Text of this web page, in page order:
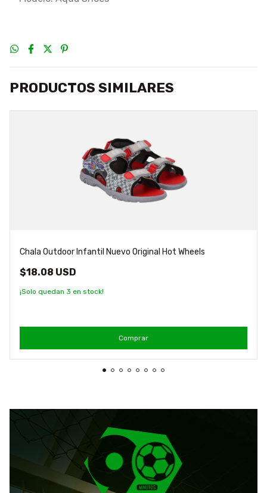
PRODUCTOS SIMILARES
Chala Outdoor Infantil Nuevo Original Hot Wheels
$18.08 USD
¡Solo quedan 3 en stock!
Comprar